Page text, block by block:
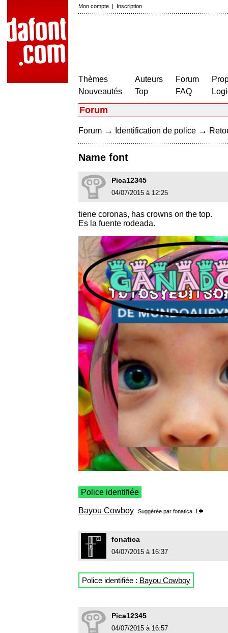
Mon compte | Inscription
Thèmes
Nouveautés
Auteurs
Top
Forum
FAQ
Forum
Forum → Identification de police →
Name font
Pica12345
04/07/2015 à 12:25
tiene coronas, has crowns on the top.
Es la fuente rodeada.
Police identifiée
Bayou Cowboy Suggérée par fonatica
fonatica
04/07/2015 à 16:37
Police identifiée : Bayou Cowboy
Pica12345
04/07/2015 à 16:57